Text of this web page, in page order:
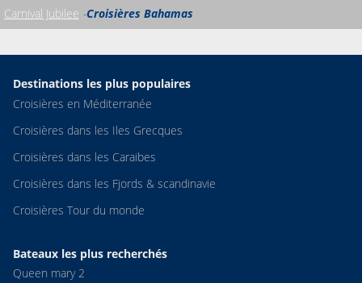
Carnival Jubilee Croisières Bahamas
Destinations les plus populaires
Croisières en Méditerranée
Croisières dans les Iles Grecques
Croisières dans les Caraibes
Croisières dans les Fjords & scandinavie
Croisières Tour du monde
Bateaux les plus recherchés
Queen mary 2